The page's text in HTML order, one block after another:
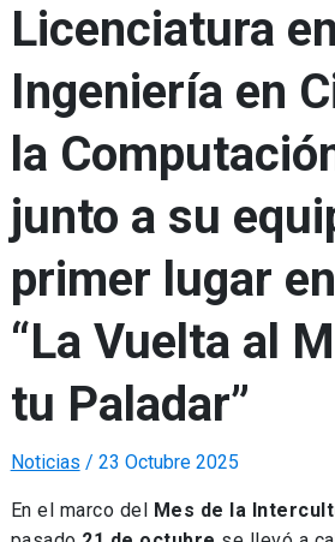
Licenciatura en
Ingeniería en
la
junto a su
primer lugar
“La Vuelta al
tu Paladar”
Noticias / 23 Octubre 2025
En el marco del Mes de la